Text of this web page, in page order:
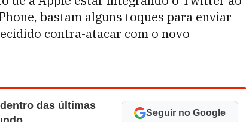
bastam alguns toques para enviar
contra-atacar com o novo
das últimas
Seguir no Google